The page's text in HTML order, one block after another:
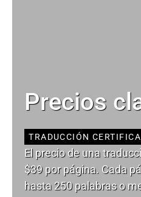
Precios
TRADUCCIÓN
El precio de una
$39 por página. Cada
hasta 250 palabras o